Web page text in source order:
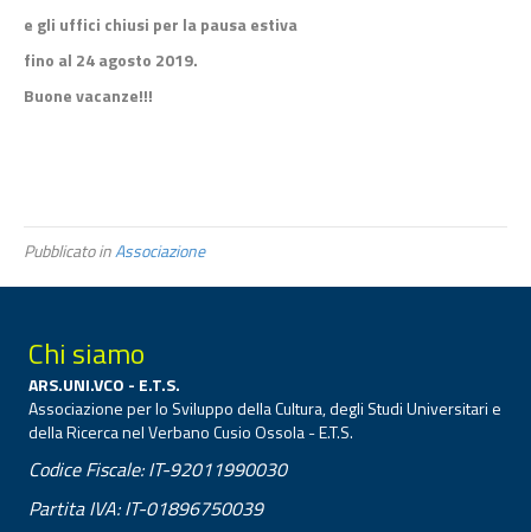
e gli uffici chiusi per la pausa estiva
fino al 24 agosto 2019.
Buone vacanze!!!
Pubblicato inAssociazione
Chi siamo
ARS.UNI.VCO - E.T.S.
Associazione per lo Sviluppo della Cultura, degli Studi Universitari e
della Ricerca nel Verbano Cusio Ossola - E.T.S.
Codice Fiscale: IT-92011990030
Partita IVA: IT-01896750039